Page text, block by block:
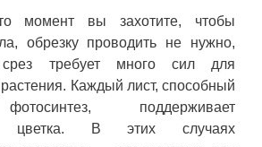
момент вы захотите, чтобы
обрезку проводить не нужно,
требует много сил для
Каждый лист, способный
поддерживает
цветка. В этих случаях